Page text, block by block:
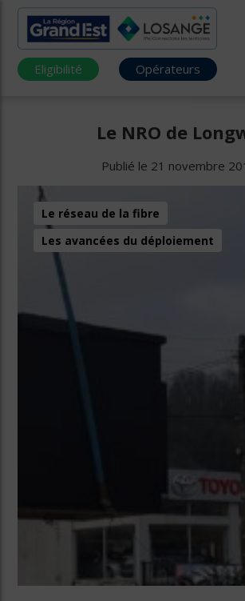
Eligibilité Opérateurs
Le NRO de
Publié le 21 novembre
Le réseau de la fibre
Les avancées du déploiement